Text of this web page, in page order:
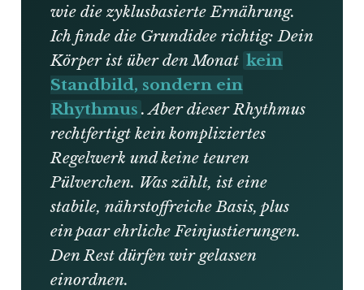
wie die zyklusbasierte Ernährung.
Ich finde die Grundidee richtig: Dein
Körper ist über den Monat kein
Standbild, sondern ein
Rhythmus . Aber dieser Rhythmus
rechtfertigt kein kompliziertes
Regelwerk und keine teuren
Pülverchen. Was zählt, ist eine
stabile, nährstoffreiche Basis, plus
ein paar ehrliche Feinjustierungen.
Den Rest dürfen wir gelassen
einordnen.